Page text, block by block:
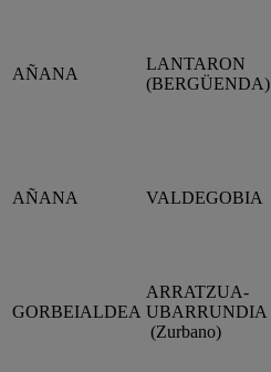
AÑANA
LANTARON
(BERGÜENDA)
AÑANA VALDEGOBIA
GORBEIALDEA
ARRATZUA-
UBARRUNDIA
(Zurbano)